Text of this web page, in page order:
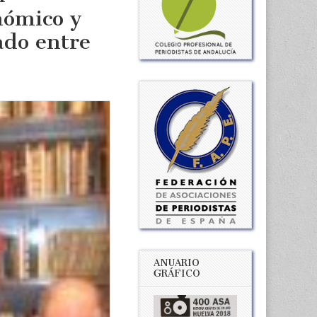
y
entre
ANUARIO
GRÁFICO